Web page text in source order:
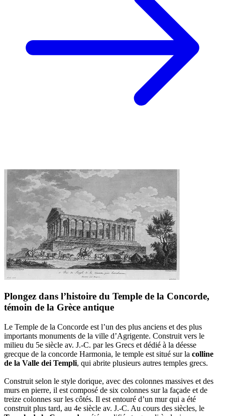
Plongez dans l’histoire du Temple de la Concorde,
témoin de la Grèce antique
Le Temple de la Concorde est l’un des plus anciens et des plus
importants monuments de la ville d’Agrigente. Construit vers le
milieu du 5e siècle av. J.-C. par les Grecs et dédié à la déesse
grecque de la concorde Harmonia, le temple est situé sur la colline
de la Valle dei Templi, qui abrite plusieurs autres temples grecs.
Construit selon le style dorique, avec des colonnes massives et des
murs en pierre, il est composé de six colonnes sur la façade et de
treize colonnes sur les côtés. Il est entouré d’un mur qui a été
construit plus tard, au 4e siècle av. J.-C. Au cours des siècles, le